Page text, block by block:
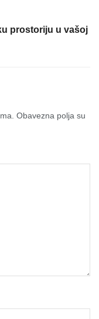
prostoriju u vašoj
Obavezna polja su